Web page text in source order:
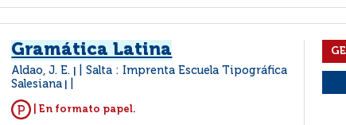
Gramática Latina
Aldao, J. E.
Salta : Imprenta Escuela Tipográfica
Salesiana
| En formato papel.